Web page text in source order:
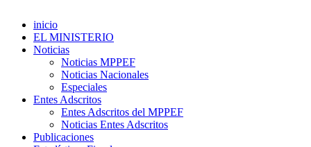
inicio
EL MINISTERIO
Noticias
Noticias MPPEF
Noticias Nacionales
Especiales
Entes Adscritos
Entes Adscritos del MPPEF
Noticias Entes Adscritos
Publicaciones